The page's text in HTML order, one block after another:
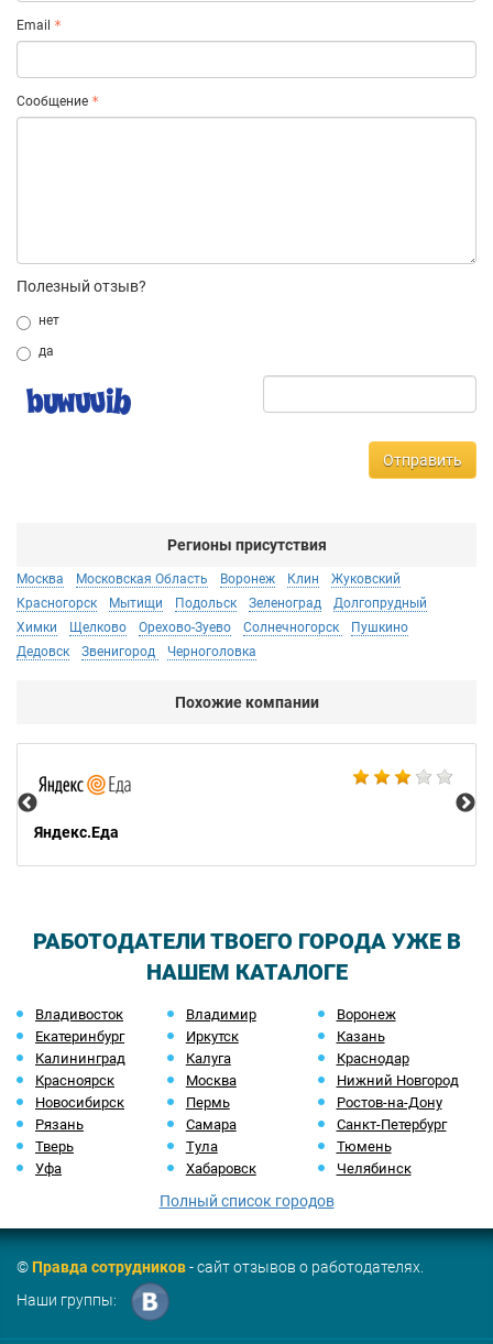
Email
Сообщение
Полезный отзыв?
нет
да
Отправить
Регионы присутствия
Москва Московская Область Воронеж Клин
Жуковский
Красногорск
Мытищи Подольск Зеленоград
Долгопрудный
Химки
Щелково Орехово-Зуево Солнечногорск
Пушкино
Дедовск
Звенигород Черноголовка
Похожие компании
Яндекс.Еда
РАБОТОДАТЕЛИ ТВОЕГО ГОРОДА УЖЕ В
НАШЕМ КАТАЛОГЕ
Владивосток Владимир
Воронеж
Екатеринбург
Иркутск
Казань
Калининград
Калуга
Краснодар
Красноярск
Москва
Нижний Новгород
Новосибирск
Пермь
Ростов-на-Дону
Рязань
Самара
Санкт-Петербург
Тверь
Тула
Тюмень
Уфа
Хабаровск Челябинск
Полный список городов
©Правда сотрудников- сайт отзывов о работодателях.
Наши группы: